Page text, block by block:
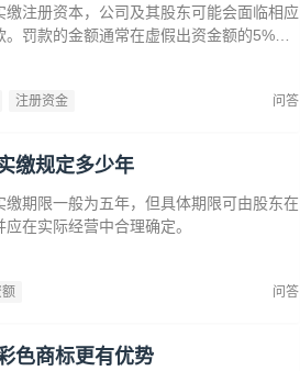
注册资本，公司及其股东可能会面临相应
罚款的金额通常在虚假出资金额的5%到
注册资金 问答
缴规定多少年
期限一般为五年，但具体期限可由股东在
在实际经营中合理确定。
问答
色商标更有优势